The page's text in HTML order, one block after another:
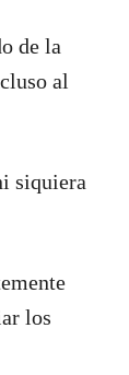
de la
al
siquiera
los